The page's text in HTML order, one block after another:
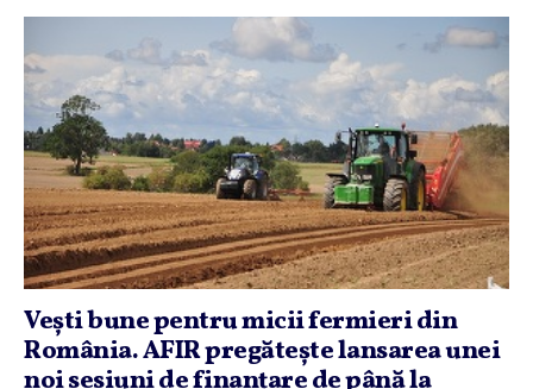
Veşti bune pentru micii fermieri din
România. AFIR pregăteşte lansarea unei
noi sesiuni de finanţare de până la